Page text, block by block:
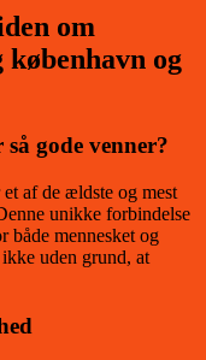
om
og
gode venner?
af de ældste og mest
unikke forbindelse
både mennesket og
uden grund, at